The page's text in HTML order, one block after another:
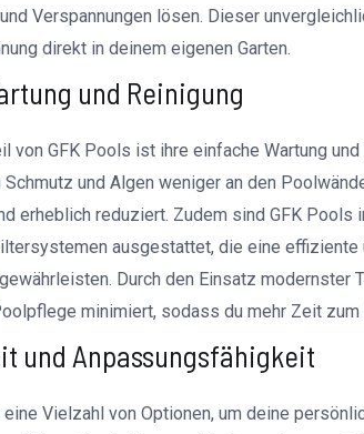
Verspannungen lösen. Dieser
direkt in deinem eigenen Garten.
und Reinigung
von GFK Pools ist ihre einfache Wartung
und Algen weniger an den
erheblich reduziert. Zudem sind GFK Pools
ausgestattet, die eine effiziente
Durch den Einsatz modernster
minimiert, sodass du mehr Zeit zum
und Anpassungsfähigkeit
Vielzahl von Optionen, um deine